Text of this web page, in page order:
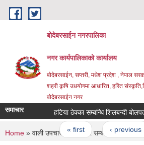
Skip to main content
बोदेबरसाईन नगरपालिका
नगर कार्यपालिकाको कार्यालय
बोदेबरसाईन, सप्तरी, मधेश प्रदेश , नेपाल
शहरी कृषि उधयोगमा आधारित, हरित
बोदेबरसाईन नगर
समाचार हटिया ठेक्का सम्बन्धि शिलबन्दी
Pages
« first ‹ previous
You are here
Home » वाली उपचार घुम्ती शिविर सम्बन्धी सूचना।।।